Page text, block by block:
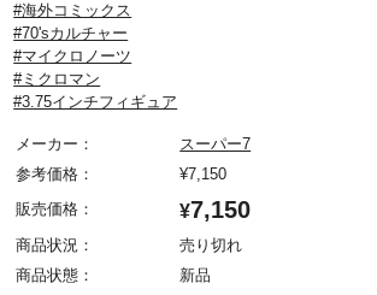
#海外コミックス
#70'sカルチャー
#マイクロノーツ
#ミクロマン
#3.75インチフィギュア
メーカー：
スーパー7
参考価格：
¥7,150
販売価格：
¥7,150
商品状況：
売り切れ
商品状態：
新品